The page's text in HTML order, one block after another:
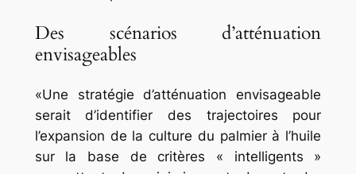
Des scénarios d’atténuation
envisageables
«Une stratégie d’atténuation envisageable
serait d’identifier des trajectoires pour
l’expansion de la culture du palmier à l’huile
sur la base de critères « intelligents »